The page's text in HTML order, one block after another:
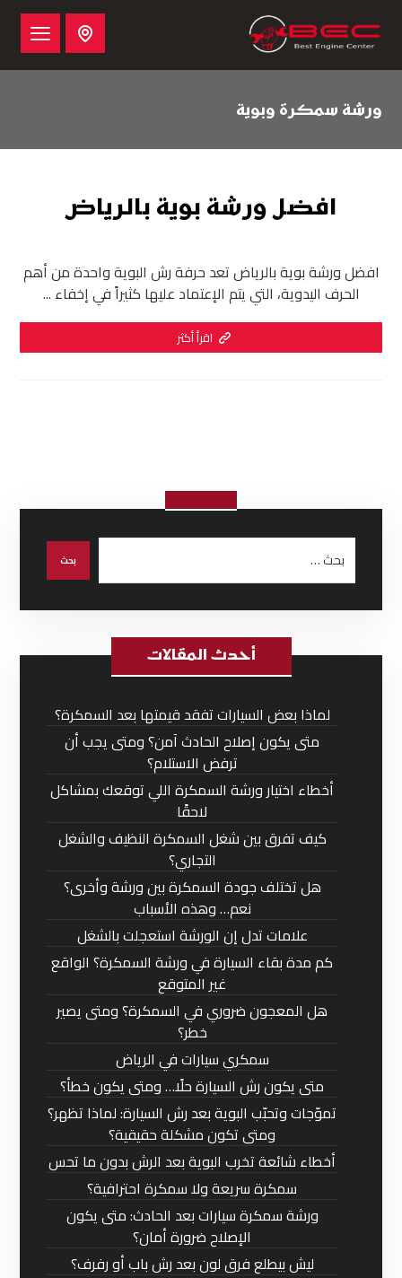
ورشة سمكرة وبوية
افضل ورشة بوية بالرياض
افضل ورشة بوية بالرياض تعد حرفة رش البوية واحدة من أهم
الحرف اليدوية، التي يتم الإعتماد عليها كثيراً في إخفاء ...
اقرأ أكثر
أحدث المقالات
لماذا بعض السيارات تفقد قيمتها بعد السمكرة؟
متى يكون إصلاح الحادث آمن؟ ومتى يجب أن
ترفض الاستلام؟
أخطاء اختيار ورشة السمكرة اللي توقعك بمشاكل
لاحقًا
كيف تفرق بين شغل السمكرة النظيف والشغل
التجاري؟
هل تختلف جودة السمكرة بين ورشة وأخرى؟
نعم… وهذه الأسباب
علامات تدل إن الورشة استعجلت بالشغل
كم مدة بقاء السيارة في ورشة السمكرة؟ الواقع
غير المتوقع
هل المعجون ضروري في السمكرة؟ ومتى يصير
خطر؟
سمكري سيارات في الرياض
متى يكون رش السيارة حلًا… ومتى يكون خطأ؟
تموّجات وتحبّب البوية بعد رش السيارة: لماذا تظهر؟
ومتى تكون مشكلة حقيقية؟
أخطاء شائعة تخرب البوية بعد الرش بدون ما تحس
سمكرة سريعة ولا سمكرة احترافية؟
ورشة سمكرة سيارات بعد الحادث: متى يكون
الإصلاح ضرورة أمان؟
ليش بيطلع فرق لون بعد رش باب أو رفرف؟